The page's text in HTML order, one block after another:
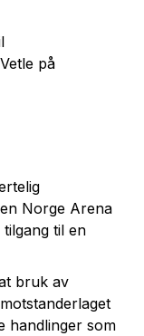
på
Norge Arena
tilgang til en
bruk av
handlinger som